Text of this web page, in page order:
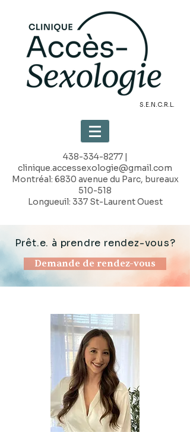
S.E.N.C.R.L.
438-334-8277|
clinique.accessexologie@gmail.com
Montréal: 6830 avenue du Parc, bureaux
510-518
Longueuil: 337 St-Laurent Ouest
Prêt.e. à prendre rendez-vous?
Demande de rendez-vous